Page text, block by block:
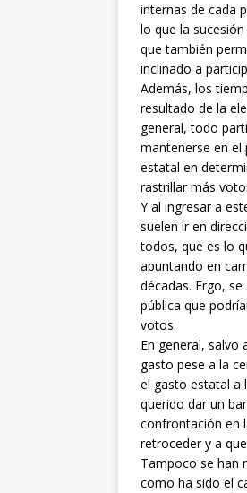
internas de cada
lo que la
que también
inclinado a
Además, los
resultado de la
general, todo
mantenerse en el
estatal en
rastrillar más
Y al ingresar a
suelen ir en
todos, que es lo
apuntando en
décadas. Ergo,
pública que
votos.
En general, salvo
gasto pese a la
el gasto estatal a
querido dar un
confrontación en
retroceder y a
Tampoco se han
como ha sido el